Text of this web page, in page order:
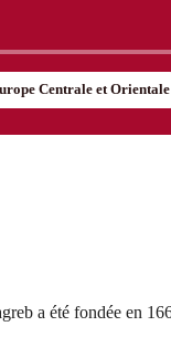
Centrale et Orientale
a été fondée en